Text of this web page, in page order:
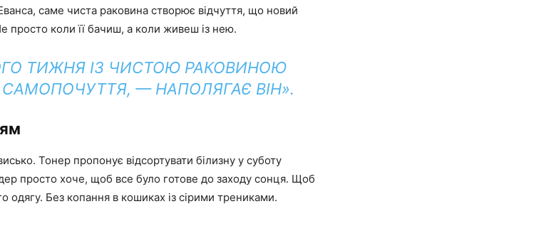
саме чиста раковина створює відчуття, що новий
просто коли її бачиш, а коли живеш із нею.
ТИЖНЯ ІЗ ЧИСТОЮ РАКОВИНОЮ
— НАПОЛЯГАЄ ВІН».
Тонер пропонує відсортувати білизну у суботу
просто хоче, щоб все було готове до заходу сонця. Щоб
одягу. Без копання в кошиках із сірими трениками.